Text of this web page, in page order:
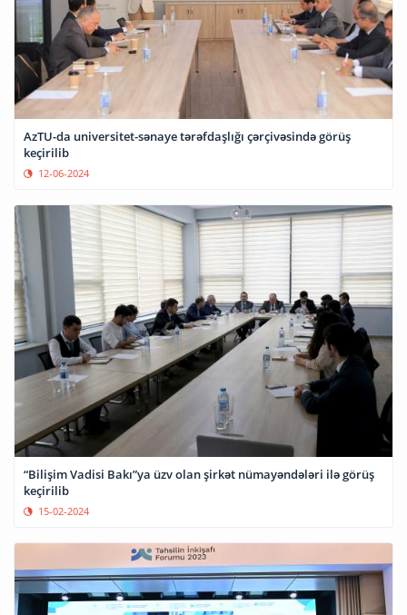
AzTU-da universitet-sənaye tərəfdaşlığı çərçivəsində görüş
keçirilib
12-06-2024
“Bilişim Vadisi Bakı”ya üzv olan şirkət nümayəndələri ilə görüş
keçirilib
15-02-2024